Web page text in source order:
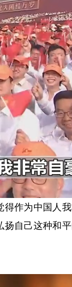
作为中国人
自己这种和